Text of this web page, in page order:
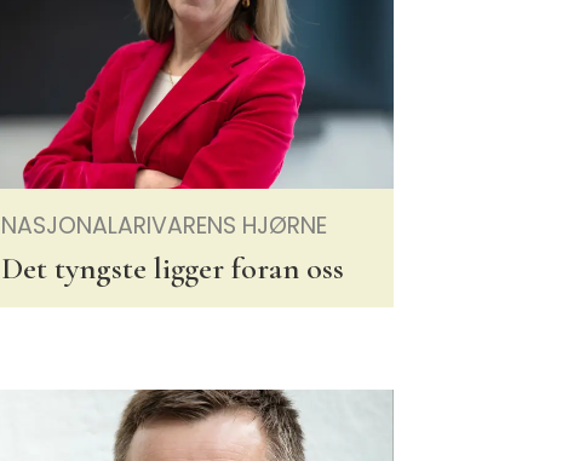
NASJONALARIVARENS HJØRNE
Det tyngste ligger foran oss